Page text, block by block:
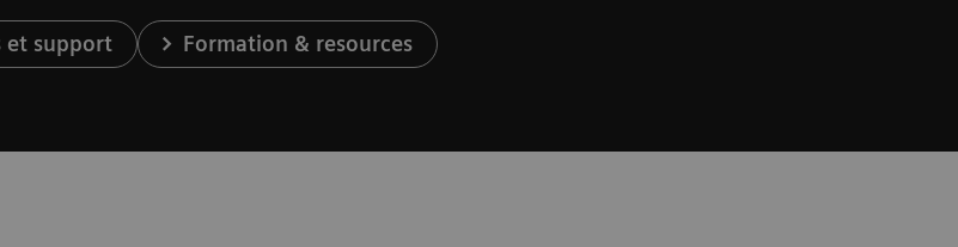
et support Formation & resources